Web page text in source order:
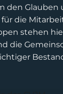
den Glauben
die
stehen
die